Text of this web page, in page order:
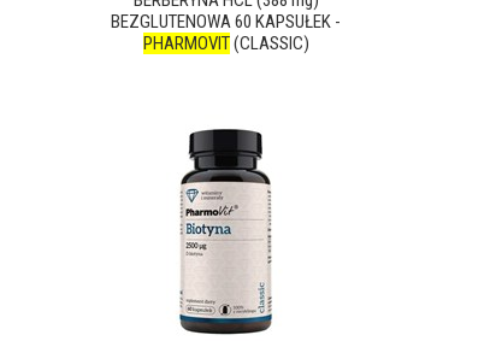
BEZGLUTENOWA 60 KAPSUŁEK -
PHARMOVIT(CLASSIC)